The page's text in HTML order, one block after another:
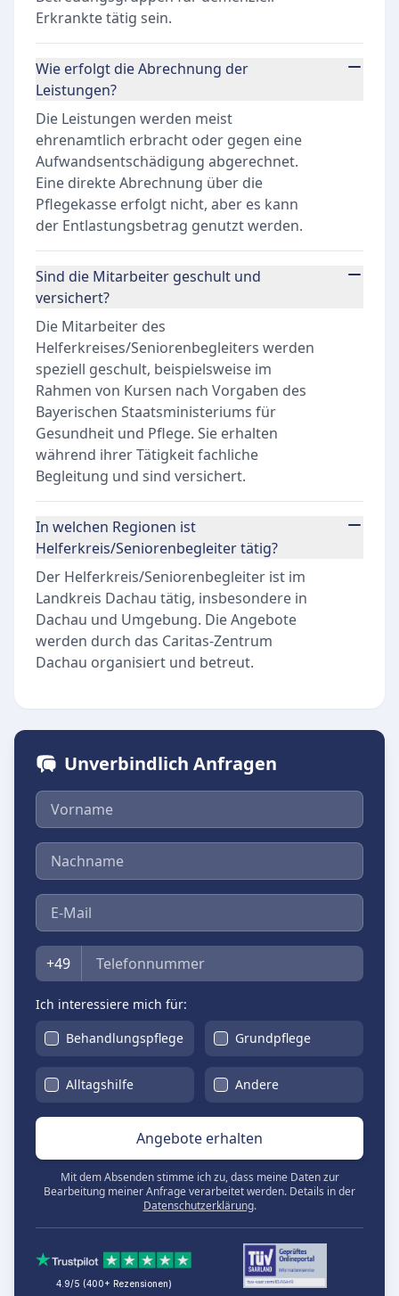
Erkrankte tätig sein.
Wie erfolgt die Abrechnung der
Leistungen?
Die Leistungen werden meist
ehrenamtlich erbracht oder gegen eine
Aufwandsentschädigung abgerechnet.
Eine direkte Abrechnung über die
Pflegekasse erfolgt nicht, aber es kann
der Entlastungsbetrag genutzt werden.
Sind die Mitarbeiter geschult und
versichert?
Die Mitarbeiter des
Helferkreises/Seniorenbegleiters werden
speziell geschult, beispielsweise im
Rahmen von Kursen nach Vorgaben des
Bayerischen Staatsministeriums für
Gesundheit und Pflege. Sie erhalten
während ihrer Tätigkeit fachliche
Begleitung und sind versichert.
In welchen Regionen ist
Helferkreis/Seniorenbegleiter tätig?
Der Helferkreis/Seniorenbegleiter ist im
Landkreis Dachau tätig, insbesondere in
Dachau und Umgebung. Die Angebote
werden durch das Caritas-Zentrum
Dachau organisiert und betreut.
Unverbindlich Anfragen
Vorname
Nachname
E-Mail
Telefon
+49
Ich interessiere mich für:
Behandlungspflege
Grundpflege
Alltagshilfe Andere
Angebote erhalten
Mit dem Absenden stimme ich zu, dass meine Daten zur
Bearbeitung meiner Anfrage verarbeitet werden. Details in der
Datenschutzerklärung.
4.9/5 (400+ Rezensionen)